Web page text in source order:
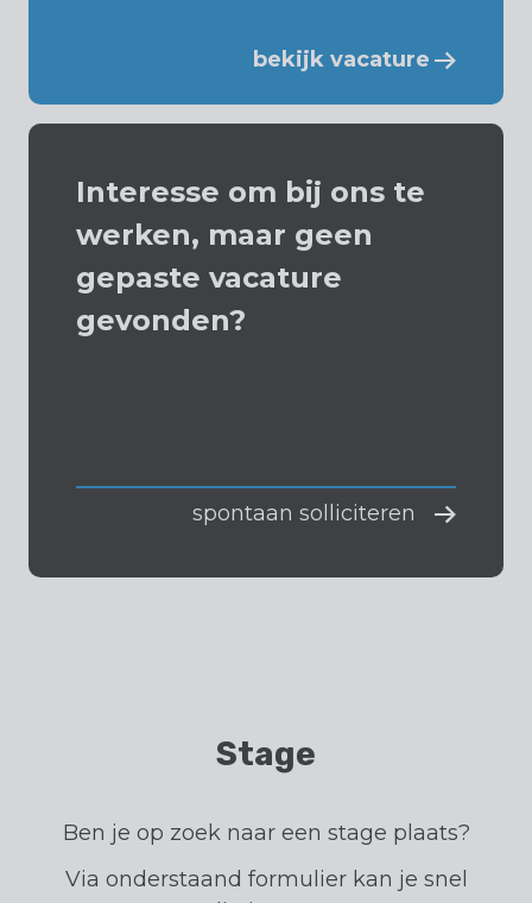
bekijk vacature
Interesse om bij ons te
werken, maar geen
gepaste vacature
gevonden?
spontaan solliciteren
Stage
Ben je op zoek naar een stage plaats?
Via onderstaand formulier kan je snel